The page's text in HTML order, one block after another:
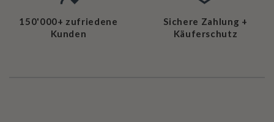
150'000+ zufriedene
Kunden
Sichere Zahlung +
Käuferschutz